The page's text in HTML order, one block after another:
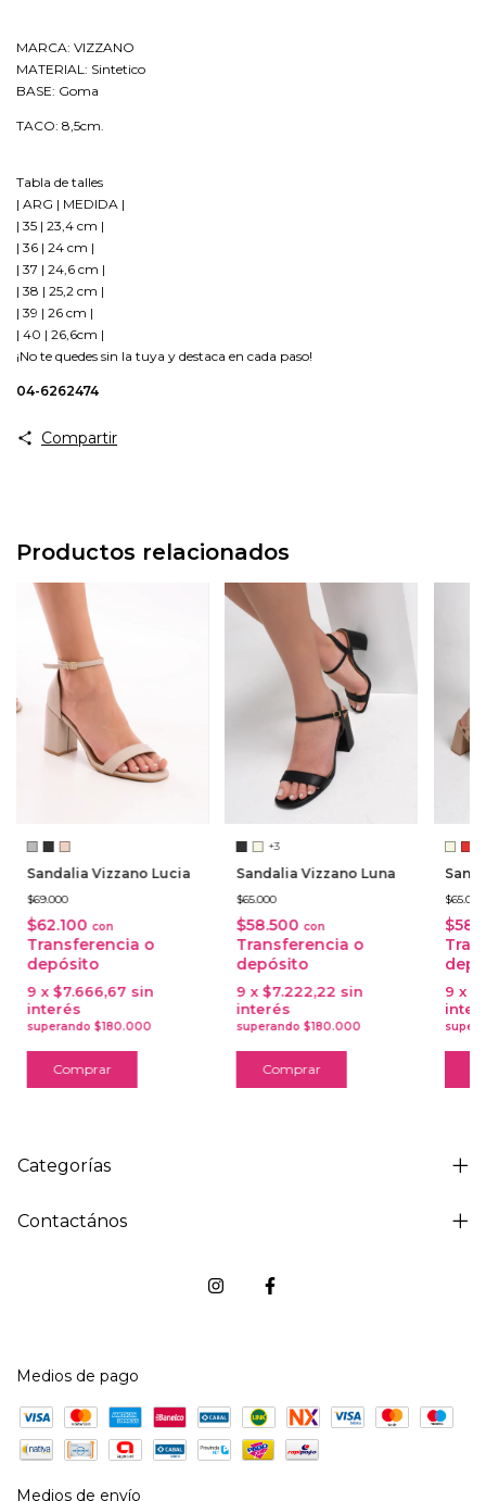
MARCA: VIZZANO
MATERIAL: Sintetico
BASE: Goma
TACO: 8,5cm.
Tabla de talles
| ARG | MEDIDA |
| 35 | 23,4 cm |
| 36 | 24 cm |
| 37 | 24,6 cm |
| 38 | 25,2 cm |
| 39 | 26 cm |
| 40 | 26,6cm |
¡No te quedes sin la tuya y destaca en cada paso!
04-6262474
Compartir
Productos relacionados
Sandalia Vizzano Lucia
$69.000
$62.100 con
Transferencia o
depósito
9 x $7.666,67 sin
interés
Comprar
+3
Sandalia Vizzano Luna
$65.000
$58.500 con
Transferencia o
depósito
9 x $7.222,22 sin
interés
Comprar
9 x
Categorías
Contactános
Medios de pago
Medios de envío